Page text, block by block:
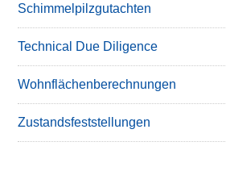
Schimmelpilzgutachten
Technical Due Diligence
Wohnflächenberechnungen
Zustandsfeststellungen